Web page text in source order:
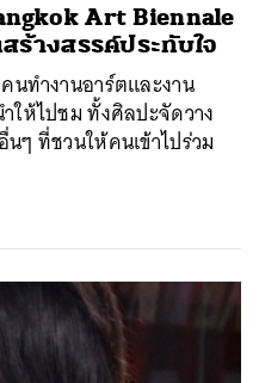
Art Biennale
างสรรค์ประทับใจ
นทำงานอาร์ตและงาน
ให้ไปชม ทั้งศิลปะจัดวาง
ๆ ที่ชวนให้คนเข้าไปร่วม
LINE EMAIL